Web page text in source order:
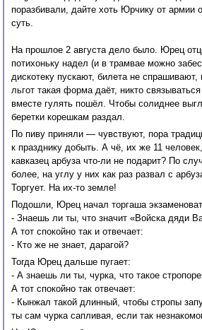
поразбивали, дайте хоть Юрчику от армии
суть.
На прошлое 2 августа дело было. Юрец
потихоньку надел (и в трамвае можно
дискотеку пускают, билета не
льгот такая форма даёт, никто
вместе гулять пошёл. Чтобы солиднее
беретки корешкам раздал.
По пиву приняли — чувствуют, пора
к празднику добыть. А чё, их же 11
кавказец арбуза что-ли не подарит? По
более, на углу у них как раз развал с
Торгует. На их-то земле!
Подошли, Юрец начал торгаша
- Знаешь ли ты, что значит «Войска дяди
А тот спокойно так и отвечает:
- Кто же не знает, дарагой?
Тогда Юрец дальше пугает:
- А знаешь ли ты, чурка, что такое
А тот спокойно так отвечает:
- Кынжал такой длинный, чтобы стропы
ты сам чурка сапливая, если так